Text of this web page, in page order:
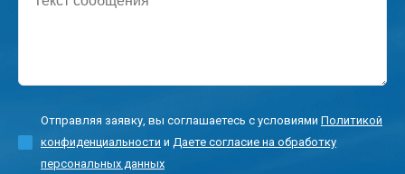
сообщения
Отправляя заявку, вы соглашаетесь с условиями Политикой
конфиденциальности и Даете согласие на обработку
персональных данных